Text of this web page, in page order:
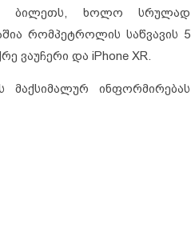
1 ბილეთს, ხოლო სრულად
რომპეტროლის საწვავის 5
ვაუჩერი და iPhone XR.
ინფორმირებას